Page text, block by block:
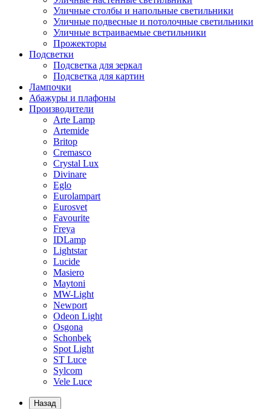
Уличные столбы и напольные светильники
Уличные подвесные и потолочные светильники
Уличные встраиваемые светильники
Прожекторы
Подсветки
Подсветка для зеркал
Подсветка для картин
Лампочки
Абажуры и плафоны
Производители
Arte Lamp
Artemide
Britop
Cremasco
Crystal Lux
Divinare
Eglo
Eurolampart
Eurosvet
Favourite
Freya
IDLamp
Lightstar
Lucide
Masiero
Maytoni
MW-Light
Newport
Odeon Light
Osgona
Schonbek
Spot Light
ST Luce
Sylcom
Vele Luce
Назад